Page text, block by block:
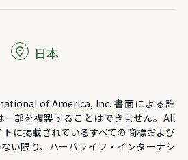
of America, Inc. 書面による許
部を複製することはできません。All
に掲載されているすべての商標および
い限り、ハーバライフ・インターナシ
日本